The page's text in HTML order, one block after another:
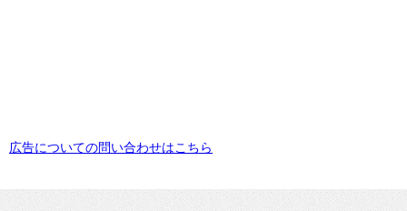
広告についての問い合わせはこちら